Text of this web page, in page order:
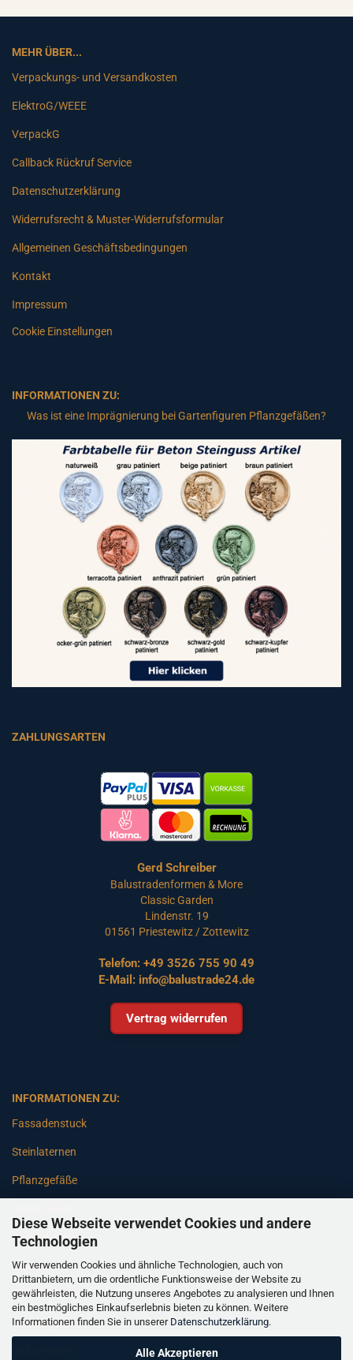
Diese Webseite verwendet Cookies und andere
Technologien
Wir verwenden Cookies und ähnliche Technologien, auch von
Drittanbietern, um die ordentliche Funktionsweise der Website zu
gewährleisten, die Nutzung unseres Angebotes zu analysieren und Ihnen
ein bestmögliches Einkaufserlebnis bieten zu können. Weitere
Informationen finden Sie in unserer Datenschutzerklärung.
Alle Akzeptieren
MEHR ÜBER...
Verpackungs- und Versandkosten
ElektroG/WEEE
VerpackG
Callback Rückruf Service
Datenschutzerklärung
Widerrufsrecht & Muster-Widerrufsformular
Allgemeinen Geschäftsbedingungen
Kontakt
Impressum
Cookie Einstellungen
INFORMATIONEN ZU:
Was ist eine Imprägnierung bei Gartenfiguren Pflanzgefäßen?
ZAHLUNGSARTEN
Gerd Schreiber
Balustradenformen & More
Classic Garden
Lindenstr. 19
01561 Priestewitz / Zottewitz
Telefon: +49 3526 755 90 49
E-Mail: info@balustrade24.de
Vertrag widerrufen
INFORMATIONEN ZU:
Fassadenstuck
Steinlaternen
Pflanzgefäße
Gartenbänke
Pfeiler
Gartenbrunnen
Gartenfiguren